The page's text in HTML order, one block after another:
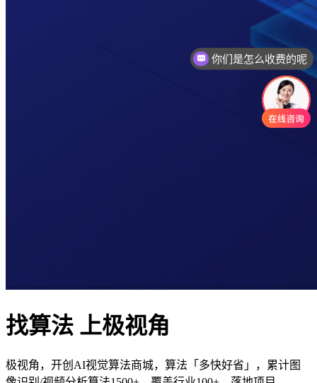
找算法 上极视角
极视角，开创AI视觉算法商城，算法「多快好省」，累计图
你们是怎么收费的呢